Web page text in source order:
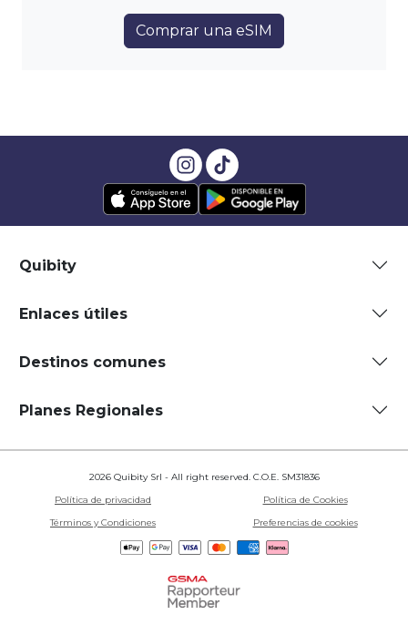
Comprar una eSIM
Quibity
Enlaces útiles
Destinos comunes
Planes Regionales
2026 Quibity Srl - All right reserved. C.O.E. SM31836
Política de privacidad
Política de Cookies
Términos y Condiciones
Preferencias de cookies